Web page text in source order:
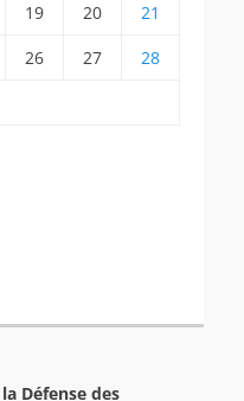
19 20
21
26 27
28
Défense des